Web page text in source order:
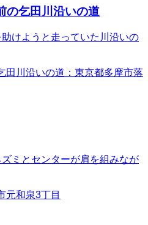
の乞田川沿いの道
けようと走っていた川沿いの
田川沿いの道：東京都多摩市落
ミとセンターが肩を組みなが
元和泉3丁目